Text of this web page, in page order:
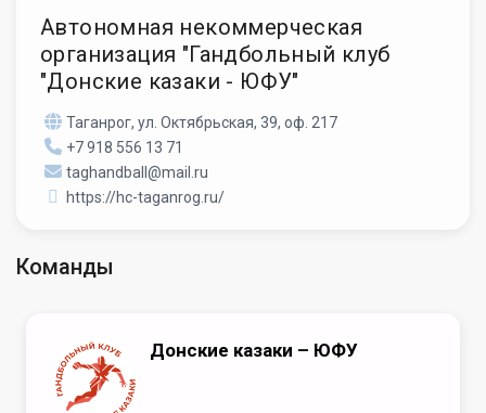
Автономная некоммерческая
организация "Гандбольный клуб
"Донские казаки - ЮФУ"
Таганрог, ул. Октябрьская, 39, оф. 217
+7 918 556 13 71
taghandball@mail.ru
https://hc-taganrog.ru/
Команды
Донские казаки – ЮФУ